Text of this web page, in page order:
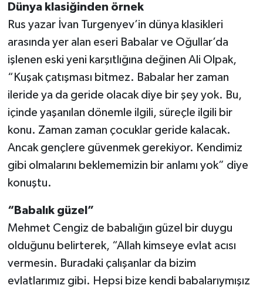
Dünya klasiğinden örnek
Rus yazar İvan Turgenyev’in dünya klasikleri
arasında yer alan eseri Babalar ve Oğullar’da
işlenen eski yeni karşıtlığına değinen Ali Olpak,
“Kuşak çatışması bitmez. Babalar her zaman
ileride ya da geride olacak diye bir şey yok. Bu,
içinde yaşanılan dönemle ilgili, süreçle ilgili bir
konu. Zaman zaman çocuklar geride kalacak.
Ancak gençlere güvenmek gerekiyor. Kendimiz
gibi olmalarını beklememizin bir anlamı yok” diye
konuştu.
“Babalık güzel”
Mehmet Cengiz de babalığın güzel bir duygu
olduğunu belirterek, “Allah kimseye evlat acısı
vermesin. Buradaki çalışanlar da bizim
evlatlarımız gibi. Hepsi bize kendi babalarıymışız